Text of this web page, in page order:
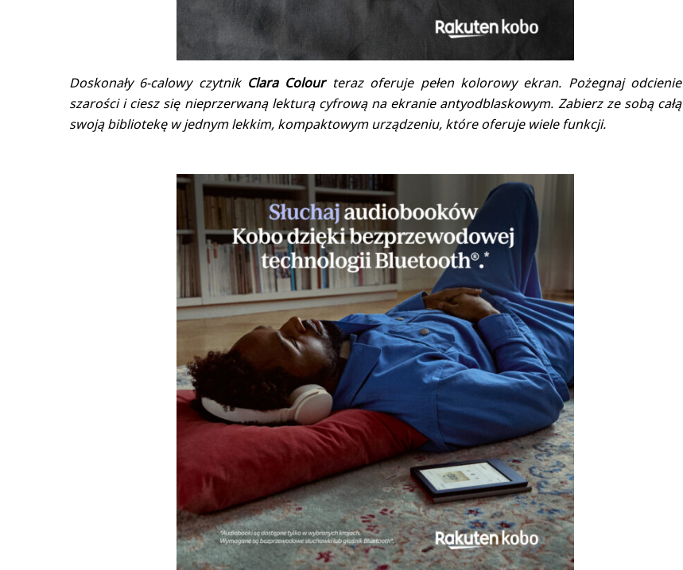
Doskonały 6-calowy czytnik Clara Colourteraz oferuje pełen kolorowy ekran. Pożegnaj odcienie
szarości i ciesz się nieprzerwaną lekturą cyfrową na ekranie antyodblaskowym. Zabierz ze sobą całą
swoją bibliotekę w jednym lekkim, kompaktowym urządzeniu, które oferuje wiele funkcji.